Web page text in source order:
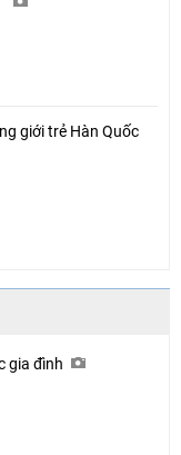
giới trẻ Hàn Quốc
gia đình